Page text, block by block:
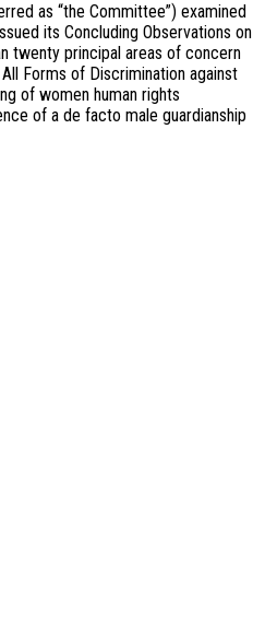
as “the Committee”) examined
its Concluding Observations on
twenty principal areas of concern
Forms of Discrimination against
of women human rights
of a de facto male guardianship